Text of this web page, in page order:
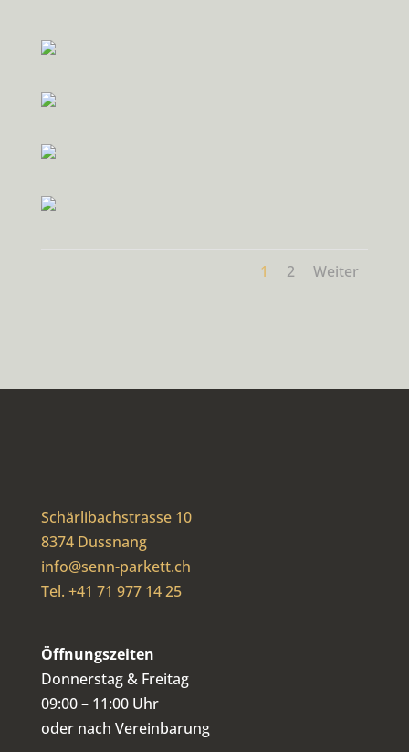
1 2 Weiter
Schärlibachstrasse 10
8374 Dussnang
info@senn-parkett.ch
Tel. +41 71 977 14 25
Öffnungszeiten
Donnerstag & Freitag
09:00 – 11:00 Uhr
oder nach Vereinbarung